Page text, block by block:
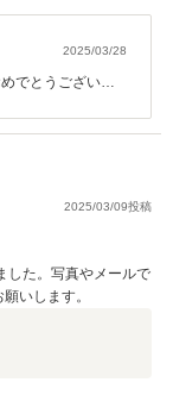
2025/03/28
でとうございま
合い宜しくお願
2025/03/09投稿
した。写真やメールで
いします。